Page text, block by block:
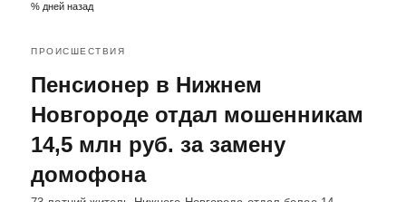
% дней назад
ПРОИСШЕСТВИЯ
Пенсионер в Нижнем
Новгороде отдал мошенникам
14,5 млн руб. за замену
домофона